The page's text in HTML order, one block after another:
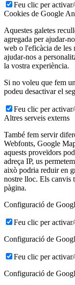
Feu clic per
Cookies de Google
Aquestes galetes
agregada per ajudar-
web o l'eficàcia de les
ajudar-nos a
la vostra experiència.
Si no voleu que fem
podeu desactivar el
Feu clic per
Altres serveis externs
També fem servir
Webfonts, Google
aquests proveïdors
adreça IP, us
això podria reduir en
nostre lloc. Els canvis
pàgina.
Configuració de
Feu clic per
Configuració de
Feu clic per
Configuració de